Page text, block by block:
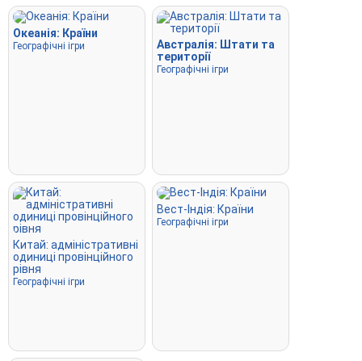
Океанія: Країни
Географічні ігри
Австралія: Штати та
території
Географічні ігри
Китай: адміністративні
одиниці провінційного
рівня
Географічні ігри
Вест-Індія: Країни
Географічні ігри